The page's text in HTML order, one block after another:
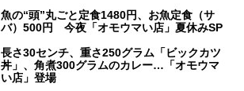
魚の“頭”丸ごと定食1480円、お魚定食（サ
バ）500円 今夜「オモウマい店」夏休みSP
長さ30センチ、重さ250グラム「ビックカツ
丼」、角煮300グラムのカレー…「オモウマ
い店」登場